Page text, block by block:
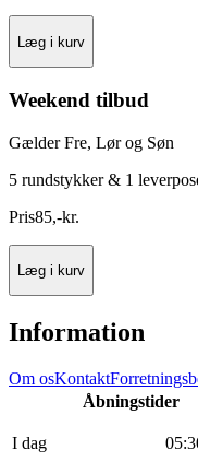
Læg i kurv
Weekend tilbud
Gælder Fre, Lør og Søn
5 rundstykker & 1
Pris85,-kr.
Læg i kurv
Information
Om osKontakt
Åbningstider
I dag 05: